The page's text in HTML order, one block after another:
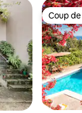
Coup
Coup